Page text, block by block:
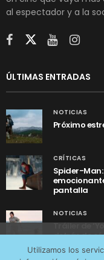
al espectador y a la
ÚLTIMAS ENTRADAS
NOTICIAS
Próximo
CRÍTICAS
Spider-
pantalla
NOTICIAS
Tráiler de
detrás de
Utilizamos los
tráfico web que